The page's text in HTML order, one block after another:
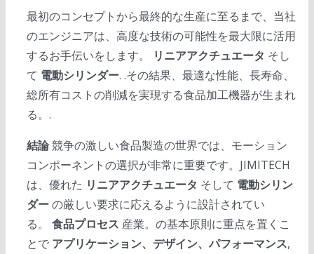
最初のコンセプトから最終的な生産に至るまで、当社
のエンジニアは、高度な技術の可能性を最大限に活用
するお手伝いをします。
リニアアクチュエータ そし
て 電動シリンダー. .その結果、最適な性能、長寿命、
総所有コストの削減を実現する食品加工機器が生まれ
る。.
結論競争の激しい食品製造の世界では、モーション
コンポーネントの選択が非常に重要です。JIMITECH
は、優れた リニアアクチュエータ そして 電動シリン
ダーの厳しい要求に応えるように設計されてい
る。 食品プロセス 産業。の基本原則に重点を置くこ
とで アプリケーション、デザイン、パフォーマンス,